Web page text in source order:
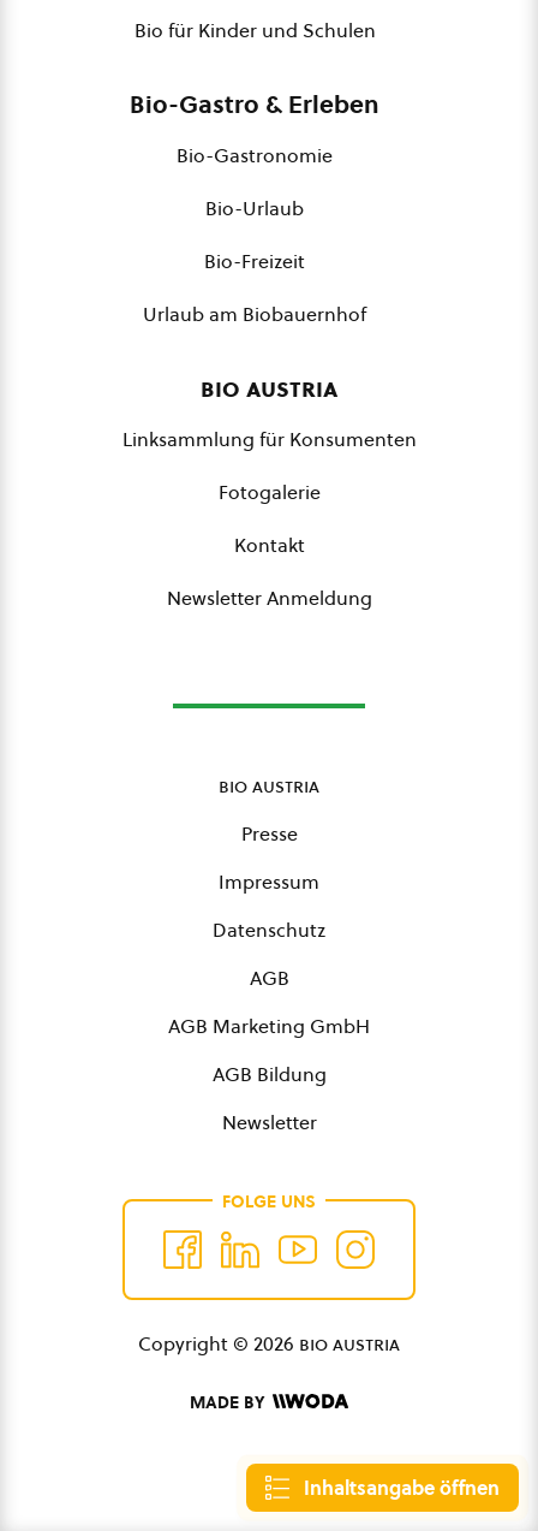
Inhaltsangabe öffnen
Bio für Kinder und Schulen
Bio-Gastro & Erleben
Bio-Gastronomie
Bio-Urlaub
Bio-Freizeit
Urlaub am Biobauernhof
bio austria
Linksammlung für Konsumenten
Fotogalerie
Kontakt
Newsletter Anmeldung
bio austria
Presse
Impressum
Datenschutz
AGB
AGB Marketing GmbH
AGB Bildung
Newsletter
FOLGE UNS
Copyright © 2026 bio austria
MADE BY